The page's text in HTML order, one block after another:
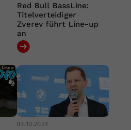
Red Bull BassLine:
Titelverteidiger
Zverev führt Line-up
an
03.10.2024